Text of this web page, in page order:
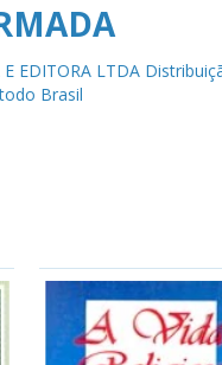
EDITORA LTDA
Brasil